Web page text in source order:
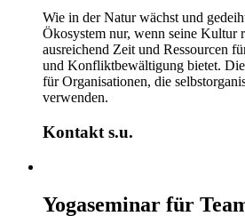
Wie in der Natur wächst und
Ökosystem nur, wenn seine Kultur
ausreichend Zeit und Ressourcen
und Konfliktbewältigung bietet.
für Organisationen, die
verwenden.
Kontakt s.u.
Yogaseminar für